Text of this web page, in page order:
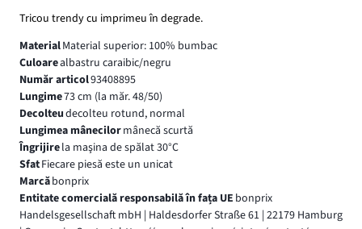
Tricou trendy cu imprimeu în degrade.
MaterialMaterial superior: 100% bumbac
Culoarealbastru caraibic/negru
Număr articol93408895
Lungime73 cm (la măr. 48/50)
Decolteudecolteu rotund, normal
Lungimea mânecilormânecă scurtă
Îngrijirela maşina de spălat 30°C
SfatFiecare piesă este un unicat
Marcăbonprix
Entitate comercială responsabilă în fața UE bonprix
Handelsgesellschaft mbH | Haldesdorfer Straße 61 | 22179 Hamburg